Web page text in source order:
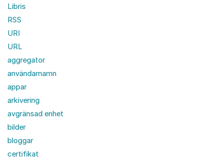
Libris
RSS
URI
URL
aggregator
användarnamn
appar
arkivering
avgränsad enhet
bilder
bloggar
certifikat